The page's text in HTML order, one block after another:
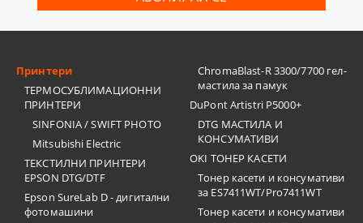
Принтери
ТЕРМОСУБЛИМАЦИОННИ
ПРИНТЕРИ
SINFONIA / SWIFT PHOTO
Mitsubishi Electric
ТЕКСТИЛНИ ПРИНТЕРИ
EPSON DTG/DTF
Epson SureLab D - дигитални
фотомашини
ChromaBlast-R 3300/7700 гел-
мастила за памук
DuPont Artistri P5000+
DTG МАСТИЛА И
КОНСУМАТИВИ
OKI ТОНЕР КАСЕТИ
Тонер касети и консумативи
за ES7411WT/Pro7411WT
Тонер касети и консумативи